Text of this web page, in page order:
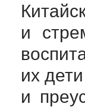
и
их
и